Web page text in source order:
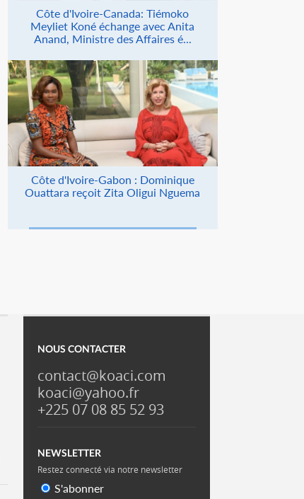
Côte d'Ivoire-Canada: Tiémoko
Meyliet Koné échange avec Anita
Anand, Ministre des Affaires é...
Côte d'Ivoire-Gabon : Dominique
Ouattara reçoit Zita Oligui Nguema
NOUS CONTACTER
contact@koaci.com
koaci@yahoo.fr
+225 07 08 85 52 93
NEWSLETTER
Restez connecté via notre newsletter
S'abonner